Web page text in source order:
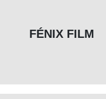
FÉNIX FILM